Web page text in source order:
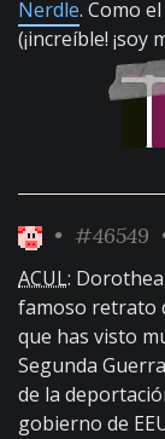
Nerdle. Como
(¡increíble! ¡soy
• #46549
ACUL:
famoso retrato
que has visto
Segunda
de la
gobierno de